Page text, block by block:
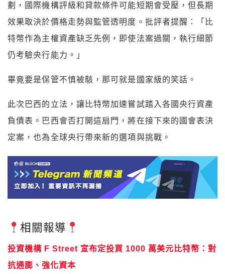
劃，國際機構評級和貸款條件可能短期會受壓，但長期
效果取決於價格走勢與監管透明度。批評者提醒：
「比
特幣作為主權資產缺乏先例，即使法案過關，執行細節
仍考驗央行能力。」
畢竟要是保管不慎被駭，那可就是國家級的笑話。
此次巴西的立法，讓比特幣加速嘗試踏入各國央行資產
負債表。巴西會否打開這扇門，將在接下來的國會表決
定案，也為全球央行帶來新的選項與挑戰。
相關報導
投資機構 F Street 宣布定投買 1000 萬美元比特幣：對
抗通膨、強化資本